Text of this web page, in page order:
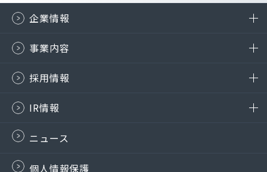
企業情報
事業内容
採用情報
IR情報
ニュース
個人情報保護